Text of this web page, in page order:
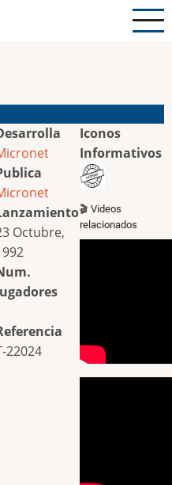
Octubre,
22024
Iconos
Informativos
🎬 Videos
relacionados